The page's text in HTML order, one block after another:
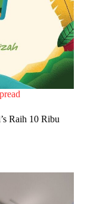
Raih 10 Ribu